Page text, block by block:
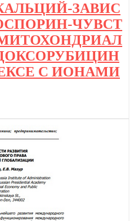
ЗАВИС
ЧУВСТ
С ИОНАМИ